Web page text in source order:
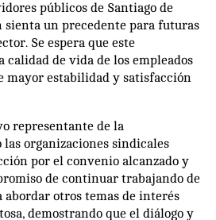
públicos de Santiago de
sienta un precedente para futuras
Se espera que este
de vida de los empleados
mayor estabilidad y satisfacción
representante de la
organizaciones sindicales
por el convenio alcanzado y
de continuar trabajando de
otros temas de interés
demostrando que el diálogo y